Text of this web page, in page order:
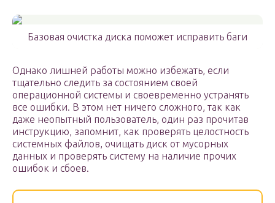
Базовая очистка диска поможет исправить баги
Однако лишней работы можно избежать, если
тщательно следить за состоянием своей
операционной системы и своевременно устранять
все ошибки. В этом нет ничего сложного, так как
даже неопытный пользователь, один раз прочитав
инструкцию, запомнит, как проверять целостность
системных файлов, очищать диск от мусорных
данных и проверять систему на наличие прочих
ошибок и сбоев.